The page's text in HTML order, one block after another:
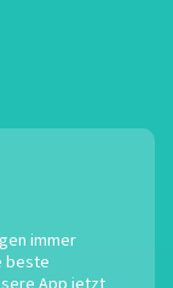
immer
beste